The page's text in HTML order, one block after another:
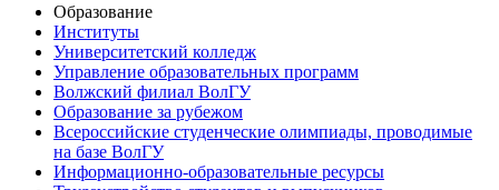
Образование
Институты
Университетский колледж
Управление образовательных программ
Волжский филиал ВолГУ
Образование за рубежом
Всероссийские студенческие олимпиады, проводимые
на базе ВолГУ
Информационно-образовательные ресурсы